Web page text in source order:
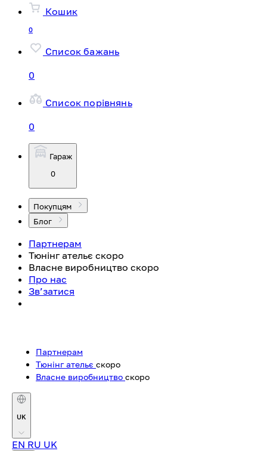
Кошик
0
Список бажань
0
Список порівнянь
0
Гараж
0
Покупцям
Блог
Партнерам
Тюнінг ательє скоро
Власне виробництво скоро
Про нас
Зв’затися
Партнерам
Тюнінг ательє скоро
Власне виробництво скоро
UK
EN RU UK